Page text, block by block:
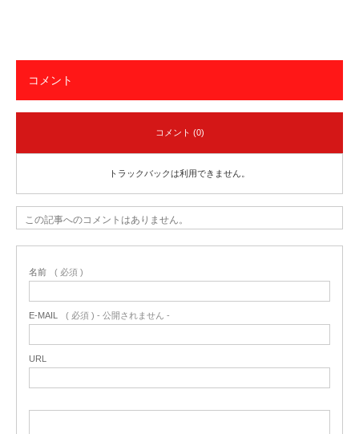
コメント
コメント (0)
トラックバックは利用できません。
この記事へのコメントはありません。
名前 ( 必須 )
E-MAIL ( 必須 ) - 公開されません -
URL